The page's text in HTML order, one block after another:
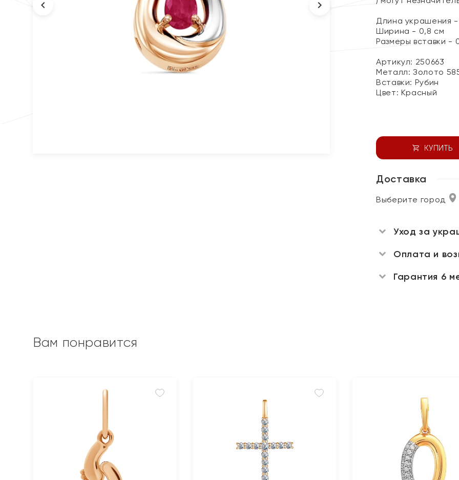
Длина украшения -
Ширина - 0,8 см
Размеры вставки -
Артикул: 250663
Металл:Золото
Вставки: Рубин
Цвет: Красный
КУПИТЬ
Доставка
Выберите город
Уход за
Оплата и
Гарантия 6
Вам понравится